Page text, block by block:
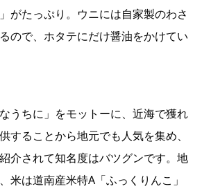
がたっぷり。ウニには自家製のわさ
ので、ホタテにだけ醤油をかけてい
うちに」をモットーに、近海で獲れ
することから地元でも人気を集め、
介されて知名度はバツグンです。地
米は道南産米特A「ふっくりんこ」